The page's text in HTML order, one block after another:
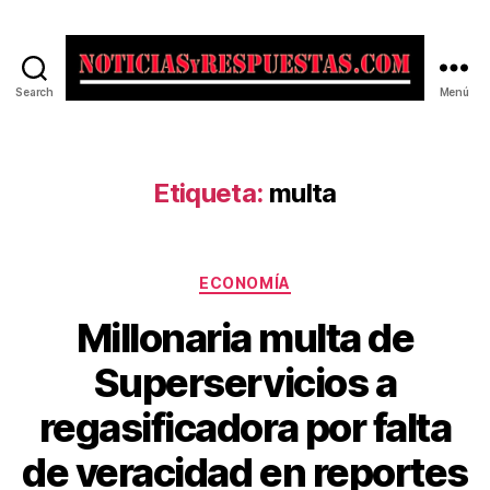
Search Menú
Etiqueta: multa
Categorías
ECONOMÍA
Millonaria multa de
Superservicios a
regasificadora por falta
de veracidad en reportes